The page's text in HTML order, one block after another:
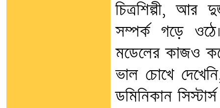
চিত্রশিল্পী, আর
সম্পর্ক গড়ে
মডেলের কাজও
ভাল চোখে
ডমিনিকান